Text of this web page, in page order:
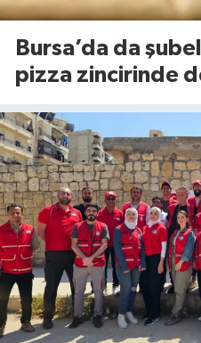
Bursa’da da
pizza zincirinde